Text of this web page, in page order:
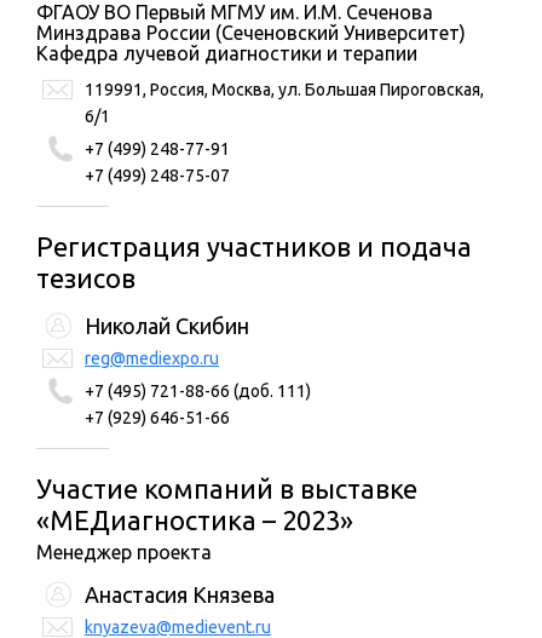
ФГАОУ ВО Первый МГМУ им. И.М. Сеченова
Минздрава России (Сеченовский Университет)
Кафедра лучевой диагностики и терапии
119991, Россия, Москва, ул. Большая Пироговская,
6/1
+7 (499) 248-77-91
+7 (499) 248-75-07
Регистрация участников и подача
тезисов
Николай Скибин
reg@mediexpo.ru
+7 (495) 721-88-66 (доб. 111)
+7 (929) 646-51-66
Участие компаний в выставке
«МEДиагностика – 2023»
Менеджер проекта
Анастасия Князева
knyazeva@medievent.ru